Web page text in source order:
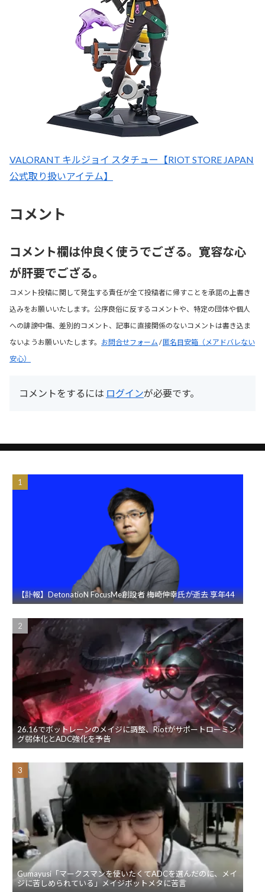
VALORANT キルジョイ スタチュー【RIOT STORE JAPAN
公式取り扱いアイテム】
コメント
コメント欄は仲良く使うでござる。寛容な心
が肝要でござる。
コメント投稿に関して発生する責任が全て投稿者に帰すことを承諾の上書き
込みをお願いいたします。公序良俗に反するコメントや、特定の団体や個人
への誹謗中傷、差別的コメント、記事に直接関係のないコメントは書き込ま
ないようお願いいたします。 お問合せフォーム /匿名目安箱（メアドバレない
安心）
コメントをするには ログインが必要です。
【訃報】DetonatioN FocusMe創設者 梅崎伸幸氏が逝去 享年44
26.16でボットレーンのメイジに調整、Riotがサポートローミン
グ弱体化とADC強化を予告
Gumayusi「マークスマンを使いたくてADCを選んだのに、メイ
ジに苦しめられている」メイジボットメタに苦言